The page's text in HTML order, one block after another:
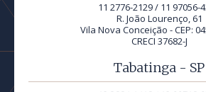
11 2776-2129 / 11 97056-
R. João Lourenço, 61
Vila Nova Conceição - CEP:
CRECI 37682-J
Tabatinga - SP